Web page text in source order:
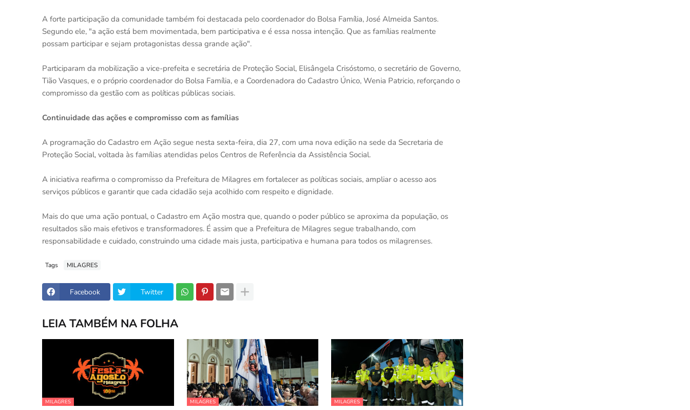
A forte participação da comunidade também foi destacada pelo coordenador do Bolsa Família, José Almeida Santos.
Segundo ele, "a ação está bem movimentada, bem participativa e é essa nossa intenção. Que as famílias realmente
possam participar e sejam protagonistas dessa grande ação".
Participaram da mobilização a vice-prefeita e secretária de Proteção Social, Elisângela Crisóstomo, o secretário de Governo,
Tião Vasques, e o próprio coordenador do Bolsa Família, e a Coordenadora do Cadastro Único, Wenia Patricio, reforçando o
compromisso da gestão com as políticas públicas sociais.
Continuidade das ações e compromisso com as famílias
A programação do Cadastro em Ação segue nesta sexta-feira, dia 27, com uma nova edição na sede da Secretaria de
Proteção Social, voltada às famílias atendidas pelos Centros de Referência da Assistência Social.
A iniciativa reafirma o compromisso da Prefeitura de Milagres em fortalecer as políticas sociais, ampliar o acesso aos
serviços públicos e garantir que cada cidadão seja acolhido com respeito e dignidade.
Mais do que uma ação pontual, o Cadastro em Ação mostra que, quando o poder público se aproxima da população, os
resultados são mais efetivos e transformadores. É assim que a Prefeitura de Milagres segue trabalhando, com
responsabilidade e cuidado, construindo uma cidade mais justa, participativa e humana para todos os milagrenses.
Tags MILAGRES
Facebook Twitter
LEIA TAMBÉM NA FOLHA
MILAGRES MILAGRES MILAGRES